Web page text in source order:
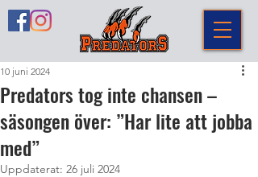
Predators tog inte chansen –
säsongen över: ”Har lite att jobba
med”
10 juni 2024
Uppdaterat: 26 juli 2024